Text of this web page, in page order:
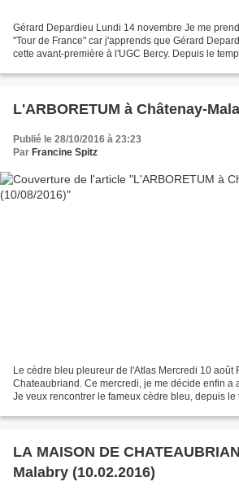
Gérard Depardieu Lundi 14 novembre Je me
"Tour de France" car j'apprends que Gérard
cette avant-première à l'UGC Bercy. Depuis le
L'ARBORETUM à Châtenay-
Publié le 28/10/2016 à 23:23
Par Francine Spitz
Le cèdre bleu pleureur de l'Atlas Mercredi 10 août
Chateaubriand. Ce mercredi, je me décide enfin a
Je veux rencontrer le fameux cèdre bleu, depuis le
LA MAISON DE
Malabry (10.02.2016)